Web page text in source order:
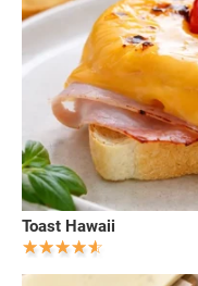
Toast Hawaii